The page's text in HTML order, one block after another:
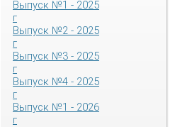
Выпуск №1 - 2025
г
Выпуск №2 - 2025
г
Выпуск №3 - 2025
г
Выпуск №4 - 2025
г
Выпуск №1 - 2026
г